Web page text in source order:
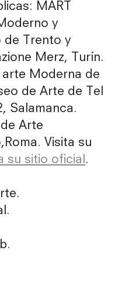
MART
y
de Trento y
Merz, Turín.
Moderna de
de Arte de Tel
Salamanca.
Arte
Visita su
su sitio oficial .